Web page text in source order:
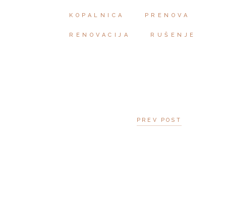
KOPALNICA PRENOVA
RENOVACIJA RUŠENJE
PREV POST